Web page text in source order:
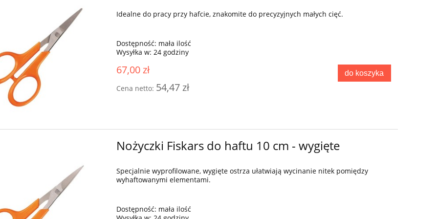
Najniższa cena:5 050,00 zł Najniższa cena: 2 199,00 zł
Idealne do pracy przy hafcie, znakomite do precyzyjnych małych cięć.
Dostępność: mała ilość
Wysyłka w: 24 godziny
67,00 zł
Cena netto: 54,47 zł
do koszyka
Nożyczki Fiskars do haftu 10 cm - wygięte
Specjalnie wyprofilowane, wygięte ostrza ułatwiają wycinanie nitek pomiędzy
wyhaftowanymi elementami.
Dostępność: mała ilość